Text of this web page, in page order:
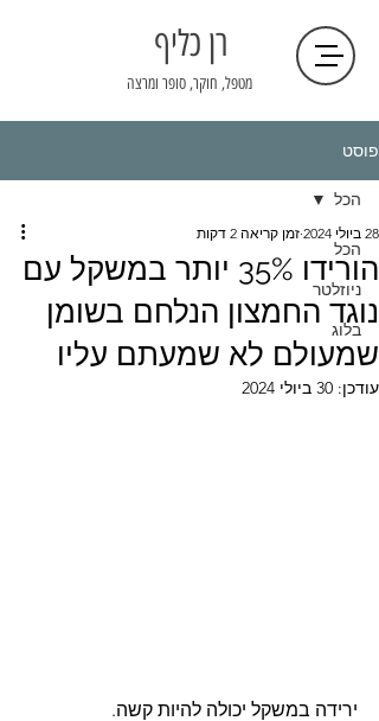
רן כליף
מטפל, חוקר, סופר ומרצה
פוסט
הכל
ניוזלטר
בלוג
הכל
הורידו 35% יותר במשקל עם
נוגד החמצון הנלחם בשומן
שמעולם לא שמעתם עליו
28 ביולי 2024 זמן קריאה 2 דקות
עודכן: 30 ביולי 2024
ירידה במשקל יכולה להיות קשה.